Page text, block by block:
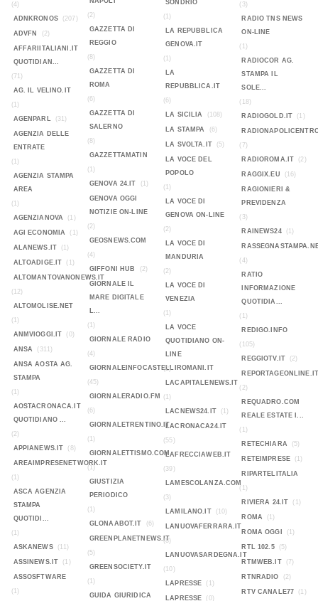
(4)
ADNKRONOS
(207)
ADVFN (2)
AFFARIITALIANI.IT
QUOTIDIAN...
(71)
AG. IL VELINO.IT
(1)
AGENPARL
(31)
AGENZIA DELLE
ENTRATE
(1)
AGENZIA STAMPA
AREA
(1)
AGENZIANOVA
(1)
AGI ECONOMIA (1)
ALANEWS.IT (1)
ALTOADIGE.IT (1)
ALTOMANTOVANONEWS.IT
(12)
ALTOMOLISE.NET
(1)
ANMVIOGGI.IT
(0)
ANSA (311)
ANSA AOSTA AG.
STAMPA
(1)
AOSTACRONACA.IT
QUOTIDIANO ...
(2)
APPIANEWS.IT
(8)
AREAIMPRESENETWORK.IT
(1)
ASCA AGENZIA
STAMPA
QUOTIDI...
(1)
ASKANEWS
(11)
ASSINEWS.IT (1)
ASSOSFTWARE
(1)
(2)
GAZZETTA DI
REGGIO
(8)
GAZZETTA DI
ROMA
(6)
GAZZETTA DI
SALERNO
(8)
GAZZETTAMATIN
(1)
GENOVA 24.IT
(1)
GENOVA OGGI
NOTIZIE ON-LINE
(2)
GEOSNEWS.COM
(4)
GIFFONI HUB
(2)
GIORNALE IL
MARE DIGITALE
L...
(1)
GIORNALE RADIO
(4)
GIORNALEINFOCASTELLIROMANI.IT
(45)
GIORNALERADIO.FM
(6)
GIORNALETRENTINO.IT
(1)
GIORNALETTISMO.COM
(1)
GIUSTIZIA
PERIODICO
(1)
GLONAABOT.IT
(6)
GREENPLANETNEWS.IT
(5)
GREENSOCIETY.IT
(1)
GUIDA GIURIDICA
SONDRIO
(1)
LA REPUBBLICA
GENOVA.IT
(1)
LA
REPUBBLICA.IT
(6)
LA SICILIA
(108)
LA STAMPA (6)
LA SVOLTA.IT (5)
LA VOCE DEL
POPOLO
(1)
LA VOCE DI
GENOVA ON-LINE
(2)
LA VOCE DI
MANDURIA
(2)
LA VOCE DI
VENEZIA
(1)
LA VOCE
QUOTIDIANO ON-
LINE
(2)
LACAPITALENEWS.IT
(1)
LACNEWS24.IT
(1)
LACRONACA24.IT
(55)
LAFRECCIAWEB.IT
(39)
LAMESCOLANZA.COM
(3)
LAMILANO.IT
(10)
LANUOVAFERRARA.IT
(8)
LANUOVASARDEGNA.IT
(10)
LAPRESSE
(1)
LAPRESSE (0)
(3)
RADIO TNS NEWS
ON-LINE
(1)
RADIOCOR AG.
STAMPA IL
SOLE...
(18)
RADIOGOLD.IT
(1)
(7)
RADIOROMA.IT
(2)
RAGGIX.EU (16)
RAGIONIERI &
PREVIDENZA
(3)
RAINEWS24
(1)
(4)
RATIO
INFORMAZIONE
QUOTIDIA...
(1)
REDIGO.INFO
(105)
REGGIOTV.IT
(2)
REPORTAGEONLINE.IT
(2)
REQUADRO.COM
REALE ESTATE I...
(1)
RETECHIARA
(5)
RETEIMPRESE (1)
RIPARTELITALIA
(1)
RIVIERA 24.IT
(1)
ROMA (1)
ROMA OGGI (1)
RTL 102.5 (5)
RTMWEB.IT (7)
RTNRADIO (2)
RTV CANALE77 (1)